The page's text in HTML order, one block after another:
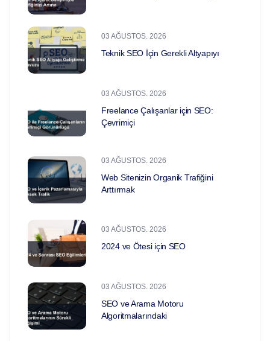
03 AĞUSTOS. 2026
Teknik SEO İçin Gerekli Altyapıyı
03 AĞUSTOS. 2026
Freelance Çalışanlar için SEO:
Çevrimiçi
03 AĞUSTOS. 2026
Web Sitenizin Organik Trafiğini
Arttırmak
03 AĞUSTOS. 2026
2024 ve Ötesi için SEO
03 AĞUSTOS. 2026
SEO ve Arama Motoru
Algoritmalarındaki